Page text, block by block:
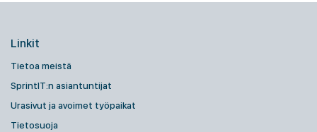
Linkit
Tietoa meistä
SprintIT:n asiantuntijat
Urasivut ja avoimet työpaikat
Tietosuoja